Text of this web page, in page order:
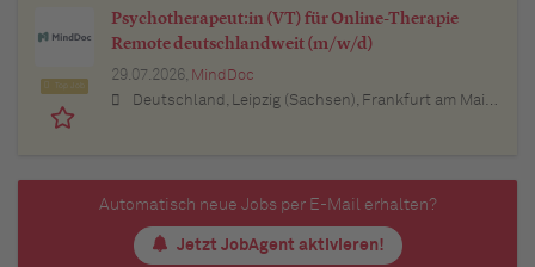
Psychotherapeut:in (VT) für Online-Therapie
Remote deutschlandweit (m/w/d)
29.07.2026, MindDoc
Deutschland, Leipzig (Sachsen), Frankfurt am Main (Hessen), Stuttgart (Baden-Württemberg), München (Bayern), Berlin, Hamburg, Nürnberg (Bayern), Thüringen, Essen (Nordrhein-Westfalen), Köln (Nordrhein-Westfalen), Bremen, Lübeck (Schleswig-Holstein), Bonn (Nordrhein-Westfalen), Trier (Rheinland-Pfalz), Dresden (Sachsen), Erfurt (Thüringen), Dortmund (Nordrhein-Westfalen), Bayern, Düsseldorf (Nordrhein-Westfalen), Kiel (Schleswig-Holstein), Münster (Nordrhein-Westfalen), Sachsen, Sachsen-Anhalt, Baden-Württemberg, Brandenburg, Bremen, Hamburg, Hessen, Mecklenburg-Vorpommern, Niedersachsen, Nordrhein-Westfalen, Rheinland-Pfalz, Saarland, Schleswig-Holstein
Automatisch neue Jobs per E-Mail erhalten?
Jetzt JobAgent aktivieren!